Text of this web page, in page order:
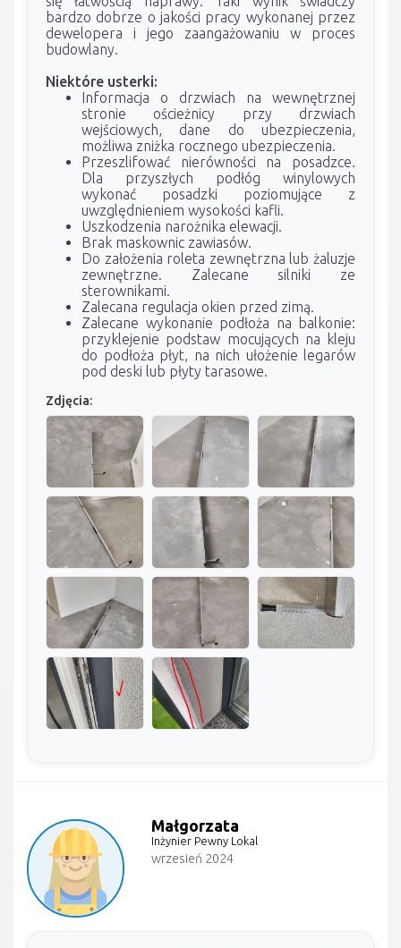
bardzo dobrze o jakości pracy wykonanej przez
dewelopera i jego zaangażowaniu w proces
budowlany.
Niektóre usterki:
Informacja o drzwiach na wewnętrznej
stronie ościeżnicy przy drzwiach
wejściowych, dane do ubezpieczenia,
możliwa zniżka rocznego ubezpieczenia.
Przeszlifować nierówności na posadzce.
Dla przyszłych podłóg winylowych
wykonać posadzki poziomujące z
uwzględnieniem wysokości kafli.
Uszkodzenia narożnika elewacji.
Brak maskownic zawiasów.
Do założenia roleta zewnętrzna lub żaluzje
zewnętrzne. Zalecane silniki ze
sterownikami.
Zalecana regulacja okien przed zimą.
Zalecane wykonanie podłoża na balkonie:
przyklejenie podstaw mocujących na kleju
do podłoża płyt, na nich ułożenie legarów
pod deski lub płyty tarasowe.
Zdjęcia:
Małgorzata
Inżynier Pewny Lokal
wrzesień 2024